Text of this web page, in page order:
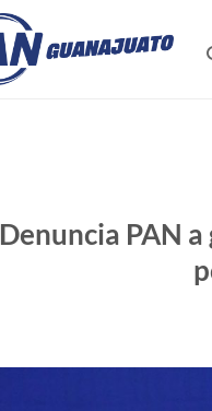
Denuncia PAN